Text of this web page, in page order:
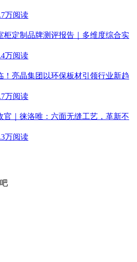
万阅读
柜定制品牌测评报告｜多维度综合实
万阅读
！亮晶集团以环保板材引领行业新趋
万阅读
官｜徕洛唯：六面无缝工艺，革新不
万阅读